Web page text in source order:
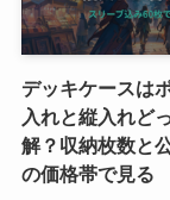
デッキケースは
入れと縦入れど
解？収納枚数と
の価格帯で見る